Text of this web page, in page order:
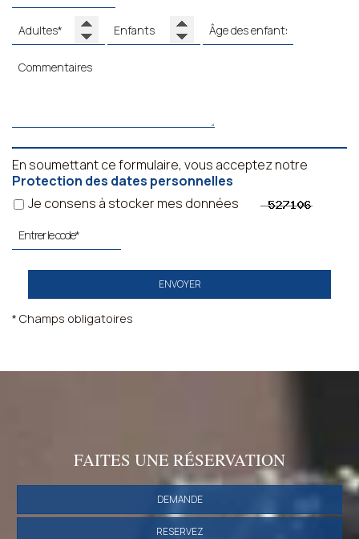
En soumettant ce formulaire, vous acceptez notre
Protection des dates personnelles
Je consens à stocker mes données
ENVOYER
* Champs obligatoires
FAITES UNE RÉSERVATION
DEMANDE
RESERVEZ